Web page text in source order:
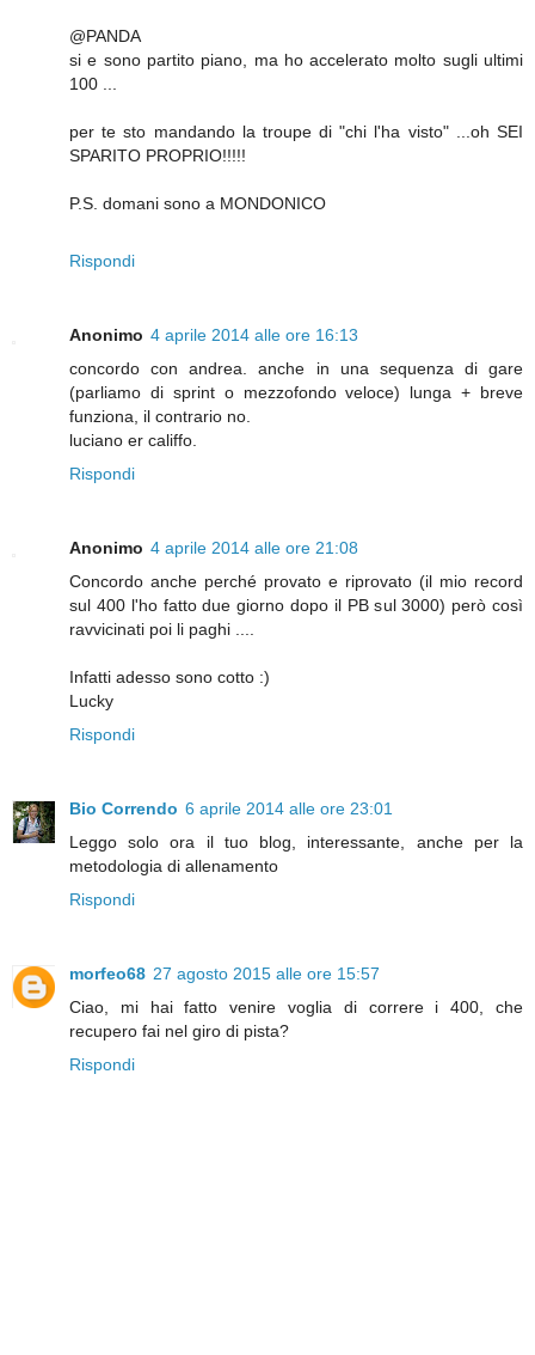
@PANDA
si e sono partito piano, ma ho accelerato molto sugli ultimi
100 ...
per te sto mandando la troupe di "chi l'ha visto" ...oh SEI
SPARITO PROPRIO!!!!!
P.S. domani sono a MONDONICO
Rispondi
Anonimo 4 aprile 2014 alle ore 16:13
concordo con andrea. anche in una sequenza di gare
(parliamo di sprint o mezzofondo veloce) lunga + breve
funziona, il contrario no.
luciano er califfo.
Rispondi
Anonimo 4 aprile 2014 alle ore 21:08
Concordo anche perché provato e riprovato (il mio record
sul 400 l'ho fatto due giorno dopo il PB sul 3000) però così
ravvicinati poi li paghi ....
Infatti adesso sono cotto :)
Lucky
Rispondi
Bio Correndo 6 aprile 2014 alle ore 23:01
Leggo solo ora il tuo blog, interessante, anche per la
metodologia di allenamento
Rispondi
morfeo68 27 agosto 2015 alle ore 15:57
Ciao, mi hai fatto venire voglia di correre i 400, che
recupero fai nel giro di pista?
Rispondi